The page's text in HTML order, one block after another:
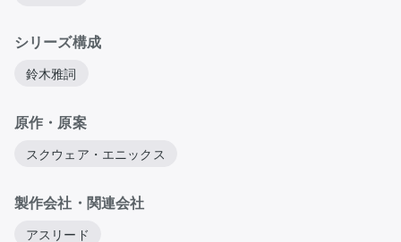
シリーズ構成
鈴木雅詞
原作・原案
スクウェア・エニックス
製作会社・関連会社
アスリード